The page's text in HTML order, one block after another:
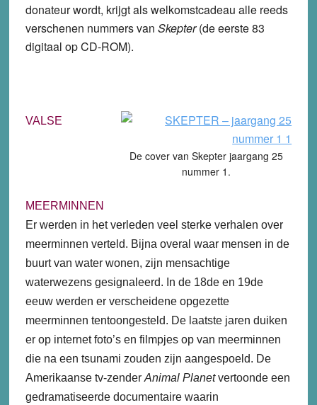
donateur wordt, krijgt als welkomstcadeau alle reeds
verschenen nummers van Skepter(de eerste 83
digitaal op CD-ROM).
De cover van Skepter jaargang 25
nummer 1.
VALSE
MEERMINNEN
Er werden in het verleden veel sterke verhalen over
meerminnen verteld. Bijna overal waar mensen in de
buurt van water wonen, zijn mensachtige
waterwezens gesignaleerd. In de 18de en 19de
eeuw werden er verscheidene opgezette
meerminnen tentoongesteld. De laatste jaren duiken
er op internet foto’s en filmpjes op van meerminnen
die na een tsunami zouden zijn aangespoeld. De
Amerikaanse tv-zender Animal Planetvertoonde een
gedramatiseerde documentaire waarin